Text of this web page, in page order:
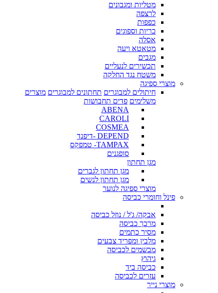
מטליות ומגבונים
לרצפה
כפפות
כריות וספוגים
אסלה
מטאטא ויעה
מגבים
תכשירים לנעליים
משטח נגד החלקה
מוצרי ספיגה
חיתולים למבוגרים תחתונים למבוגרים מוצרים
משלימים פדים תחבושות
ABENA
CAROLI
COSMEA
DEPEND -דיפנד
TAMPAX- טמפקס
סופגנים
מגן תחתון
מגן תחתון לגברים
מגן תחתון לנשים
מוצרי ספיגה לנוער
פינל וחומרי כביסה
אבקה/ ג'ל / נוזל כביסה
מרכך כביסה
מסיר כתמים
מלבין ומפריד צבעים
מבשמים לכביסה
גיהוץ
כביסה ביד
עזרים לכביסה
מוצרי נייר